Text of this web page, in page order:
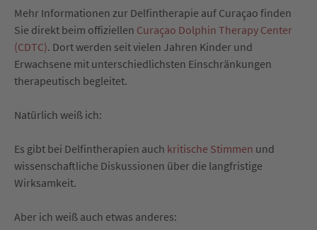
Mehr Informationen zur Delfintherapie auf Curaçao finden
Sie direkt beim offiziellen Curaçao Dolphin Therapy Center
(CDTC). Dort werden seit vielen Jahren Kinder und
Erwachsene mit unterschiedlichsten Einschränkungen
therapeutisch begleitet.
Natürlich weiß ich:
Es gibt bei Delfintherapien auch kritische Stimmen und
wissenschaftliche Diskussionen über die langfristige
Wirksamkeit.
Aber ich weiß auch etwas anderes: